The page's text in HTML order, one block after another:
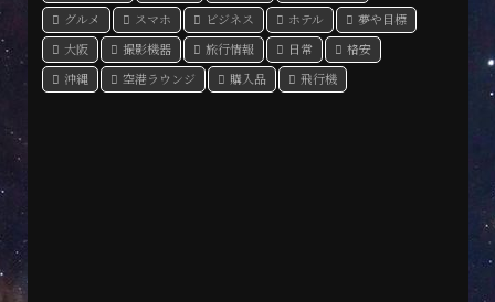
グルメ
スマホ ビジネス ホテル
夢や目標
大阪
撮影機器 旅行情報 日常
格安
沖縄
空港ラウンジ 購入品 飛行機